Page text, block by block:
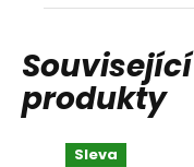
Související
produkty
Sleva